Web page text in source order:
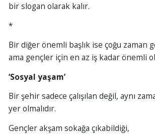
bir slogan olarak kalır.
*
Bir diğer önemli başlık ise çoğu zaman
ama gençler için en az iş kadar önemli
‘Sosyal yaşam’
Bir şehir sadece çalışılan değil, aynı
yer olmalıdır.
Gençler akşam sokağa çıkabildiği,